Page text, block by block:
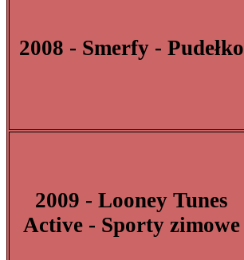
2008 - Smerfy - Pudełko
2009 - Looney Tunes
Active - Sporty zimowe